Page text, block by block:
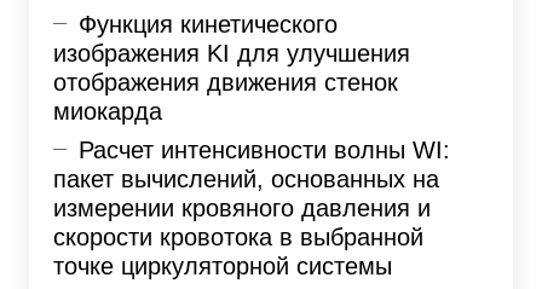
Функция кинетического
изображения KI для улучшения
отображения движения стенок
миокарда
Расчет интенсивности волны WI:
пакет вычислений, основанных на
измерении кровяного давления и
скорости кровотока в выбранной
точке циркуляторной системы